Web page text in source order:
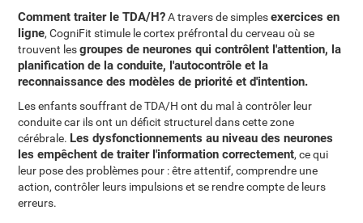
Comment traiter le TDA/H?A travers de simplesexercices en
ligne, CogniFit stimule le cortex préfrontal du cerveau où se
trouvent lesgroupes de neurones qui contrôlent l'attention, la
planification de la conduite, l'autocontrôle et la
reconnaissance des modèles de priorité et d'intention.
Les enfants souffrant de TDA/H ont du mal à contrôler leur
conduite car ils ont un déficit structurel dans cette zone
cérébrale. Les dysfonctionnements au niveau des neurones
les empêchent de traiter l'information correctement, ce qui
leur pose des problèmes pour : être attentif, comprendre une
action, contrôler leurs impulsions et se rendre compte de leurs
erreurs.